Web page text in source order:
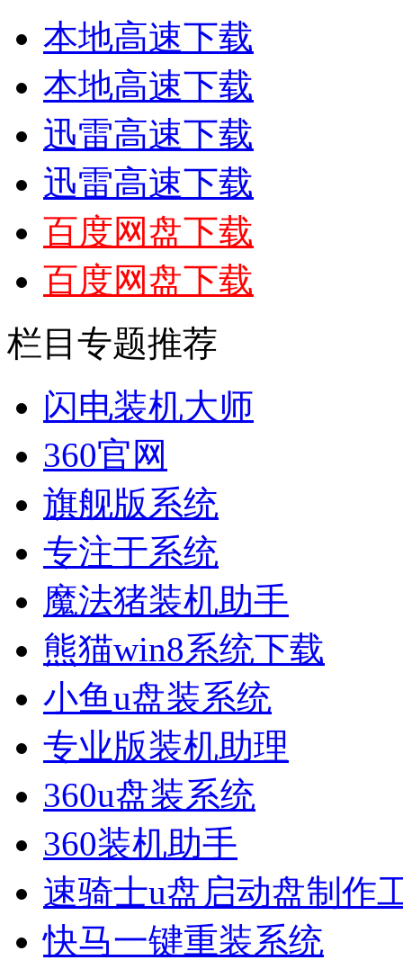
本地高速下载
本地高速下载
迅雷高速下载
迅雷高速下载
百度网盘下载
百度网盘下载
栏目专题推荐
闪电装机大师
360官网
旗舰版系统
专注于系统
魔法猪装机助手
熊猫win8系统下载
小鱼u盘装系统
专业版装机助理
360u盘装系统
360装机助手
速骑士u盘启动盘制作
快马一键重装系统